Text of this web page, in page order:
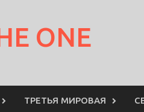
ONE
ТРЕТЬЯ МИРОВАЯ